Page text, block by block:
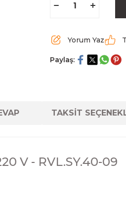
Yorum Yaz
Paylaş:
TAKSİT
V - RVL.SY.40-09